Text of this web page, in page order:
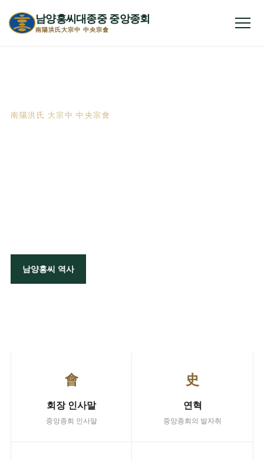
남양홍씨대종중 중앙종회
南陽洪氏大宗中 中央宗會 전체
南陽洪氏 大宗中 中央宗會
남양홍씨 역사
會
회장 인사말
중앙종회 인사말
史
연혁
중앙종회의 발자취